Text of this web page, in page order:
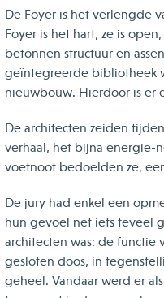
De Foyer is het verlengde
Foyer is het hart, ze is
betonnen structuur en
geïntegreerde bibliotheek
nieuwbouw. Hierdoor is er
De architecten zeiden
verhaal, het bijna energie-
voetnoot bedoelden ze;
De jury had enkel een
hun gevoel net iets teveel
architecten was: de functie
gesloten doos, in
geheel. Vandaar werd er